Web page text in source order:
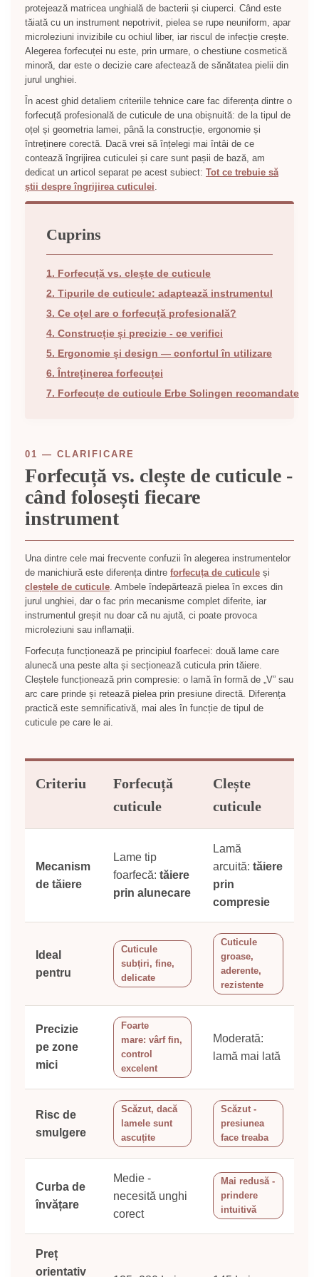
protejează matricea unghială de bacterii și ciuperci. Când este
tăiată cu un instrument nepotrivit, pielea se rupe neuniform, apar
microleziuni invizibile cu ochiul liber, iar riscul de infecție crește.
Alegerea forfecuței nu este, prin urmare, o chestiune cosmetică
minoră, dar este o decizie care afectează de sănătatea pielii din
jurul unghiei.
În acest ghid detaliem criteriile tehnice care fac diferența dintre o
forfecuță profesională de cuticule de una obișnuită: de la tipul de
oțel și geometria lamei, până la construcție, ergonomie și
întreținere corectă. Dacă vrei să înțelegi mai întâi de ce
contează îngrijirea cuticulei și care sunt pașii de bază, am
dedicat un articol separat pe acest subiect: Tot ce trebuie să
știi despre îngrijirea cuticulei.
Cuprins
1. Forfecuță vs. clește de cuticule
2. Tipurile de cuticule: adaptează instrumentul
3. Ce oțel are o forfecuță profesională?
4. Construcție și precizie - ce verifici
5. Ergonomie și design — confortul în utilizare
6. Întreținerea forfecuței
7. Forfecuțe de cuticule Erbe Solingen recomandate
01 — CLARIFICARE
Forfecuță vs. clește de cuticule -
când folosești fiecare
instrument
Una dintre cele mai frecvente confuzii în alegerea instrumentelor
de manichiură este diferența dintre forfecuța de cuticule și
cleștele de cuticule. Ambele îndepărtează pielea în exces din
jurul unghiei, dar o fac prin mecanisme complet diferite, iar
instrumentul greșit nu doar că nu ajută, ci poate provoca
microleziuni sau inflamații.
Forfecuța funcționează pe principiul foarfecei: două lame care
alunecă una peste alta și secționează cuticula prin tăiere.
Cleștele funcționează prin compresie: o lamă în formă de „V” sau
arc care prinde și retează pielea prin presiune directă. Diferența
practică este semnificativă, mai ales în funcție de tipul de
cuticule pe care le ai.
Criteriu
Forfecuță
cuticule
Clește
cuticule
Mecanism
de tăiere
Lame tip
foarfecă: tăiere
prin alunecare
Lamă
arcuită: tăiere
prin
compresie
Ideal
pentru
Cuticule
subțiri, fine,
delicate
Cuticule
groase,
aderente,
rezistente
Precizie
pe zone
mici
Foarte
mare: vârf fin,
control
excelent
Moderată:
lamă mai lată
Risc de
smulgere
Scăzut, dacă
lamele sunt
ascuțite
Scăzut -
presiunea
face treaba
Curba de
învățare
Medie -
necesită unghi
corect
Mai redusă -
prindere
intuitivă
Preț
orientativ